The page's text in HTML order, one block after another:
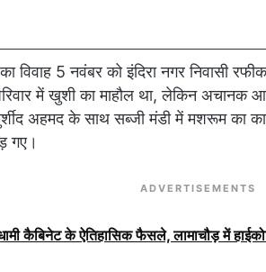
का विवाह 5 नवंबर को इंदिरा नगर निवासी
में खुशी का माहौल था, लेकिन अचानक
अहमद के साथ सब्जी मंडी में मशरूम का
गए।
ADVERTISEMENTS
कैबिनेट के ऐतिहासिक फैसले, लामाचौड़ में